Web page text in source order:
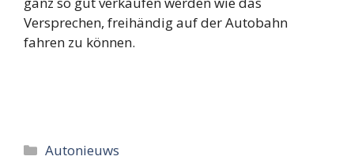
Versprechen, freihändig auf der Autobahn
fahren zu können.
Categorieën
Autonieuws